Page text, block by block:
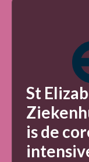
St
is de